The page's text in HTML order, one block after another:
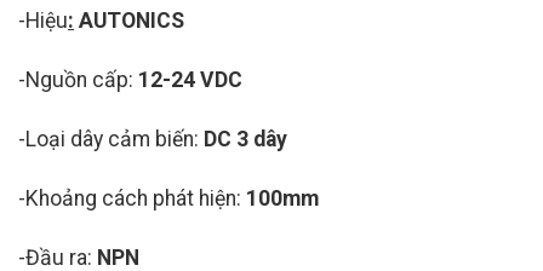
-Hiệu: AUTONICS
-Nguồn cấp: 12-24 VDC
-Loại dây cảm biến: DC 3 dây
-Khoảng cách phát hiện: 100mm
-Đầu ra: NPN